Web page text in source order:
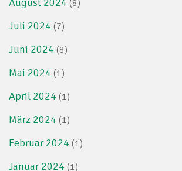
(8)
Juli 2024 (7)
Juni 2024 (8)
Mai 2024 (1)
April 2024 (1)
März 2024 (1)
Februar 2024 (1)
Januar 2024 (1)